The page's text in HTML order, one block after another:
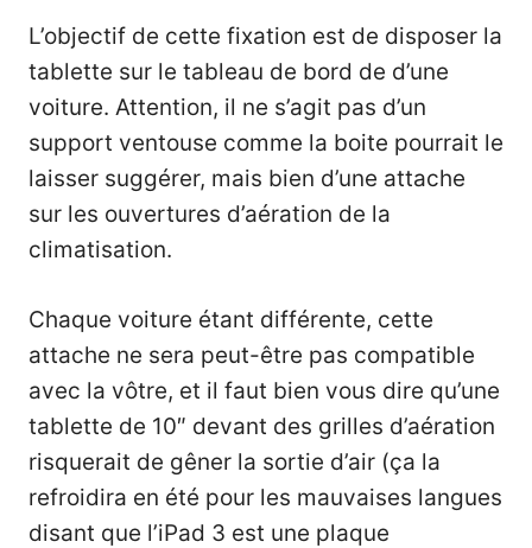
L’objectif de cette fixation est de disposer la
tablette sur le tableau de bord de d’une
voiture. Attention, il ne s’agit pas d’un
support ventouse comme la boite pourrait le
laisser suggérer, mais bien d’une attache
sur les ouvertures d’aération de la
climatisation.
Chaque voiture étant différente, cette
attache ne sera peut-être pas compatible
avec la vôtre, et il faut bien vous dire qu’une
tablette de 10″ devant des grilles d’aération
risquerait de gêner la sortie d’air (ça la
refroidira en été pour les mauvaises langues
disant que l’iPad 3 est une plaque